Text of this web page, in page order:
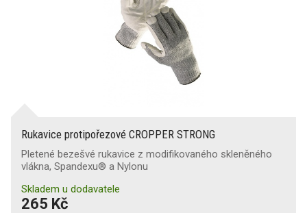
Rukavice protipořezové CROPPER STRONG
Pletené bezešvé rukavice z modifikovaného skleněného
vlákna, Spandexu® a Nylonu
Skladem u dodavatele
265 Kč